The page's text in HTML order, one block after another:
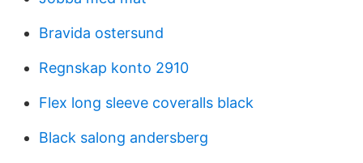
Bravida ostersund
Regnskap konto 2910
Flex long sleeve coveralls black
Black salong andersberg